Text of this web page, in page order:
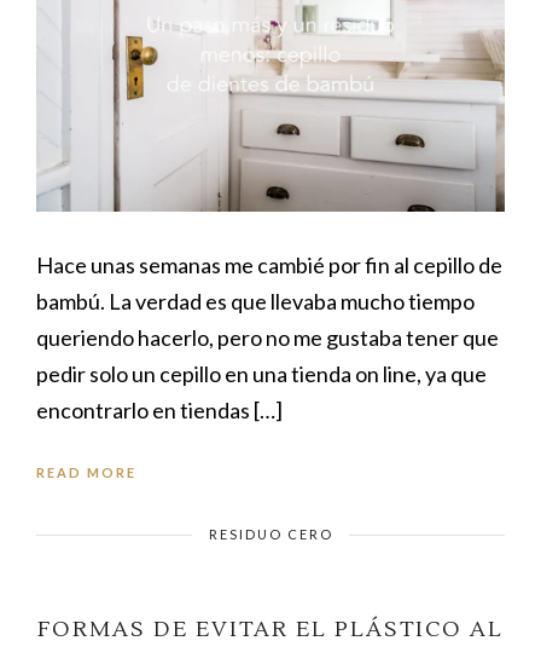
Hace unas semanas me cambié por fin al cepillo de
bambú. La verdad es que llevaba mucho tiempo
queriendo hacerlo, pero no me gustaba tener que
pedir solo un cepillo en una tienda on line, ya que
encontrarlo en tiendas […]
READ MORE
RESIDUO CERO
FORMAS DE EVITAR EL PLÁSTICO AL